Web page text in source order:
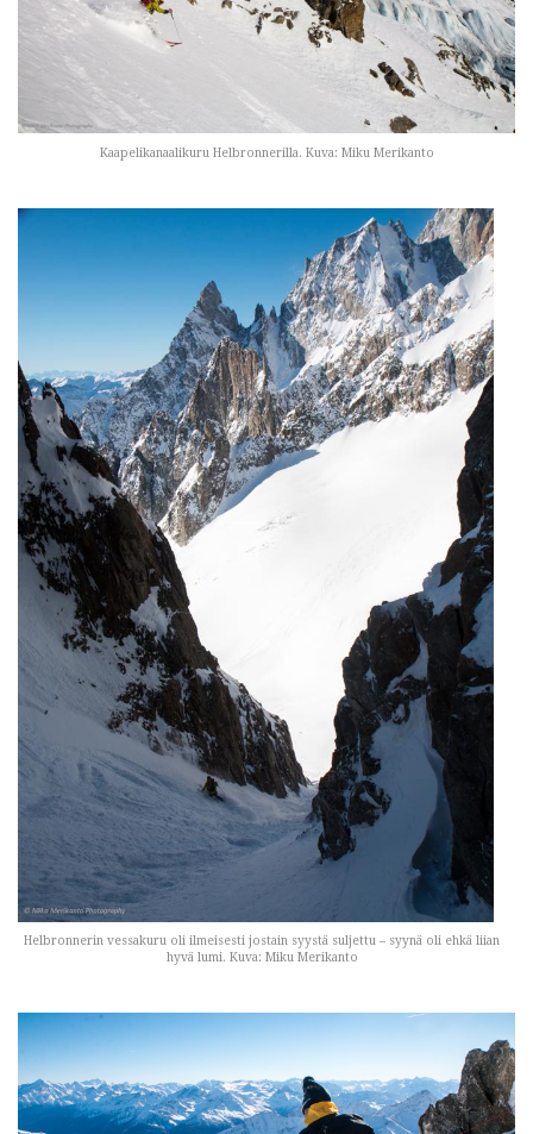
Kaapelikanaalikuru Helbronnerilla. Kuva: Miku Merikanto
Helbronnerin vessakuru oli ilmeisesti jostain syystä suljettu – syynä oli ehkä liian
hyvä lumi. Kuva: Miku Merikanto